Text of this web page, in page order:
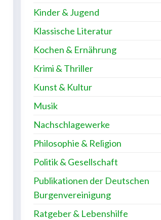
Kinder & Jugend
Klassische Literatur
Kochen & Ernährung
Krimi & Thriller
Kunst & Kultur
Musik
Nachschlagewerke
Philosophie & Religion
Politik & Gesellschaft
Publikationen der Deutschen
Burgenvereinigung
Ratgeber & Lebenshilfe